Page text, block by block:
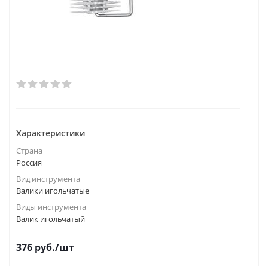
Характеристики
Страна
Россия
Вид инструмента
Валики игольчатые
Виды инструмента
Валик игольчатый
376 руб./шт